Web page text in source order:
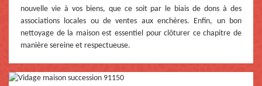
nouvelle vie à vos biens, que ce soit par le biais de dons à des
associations locales ou de ventes aux enchères. Enfin, un bon
nettoyage de la maison est essentiel pour clôturer ce chapitre de
manière sereine et respectueuse.